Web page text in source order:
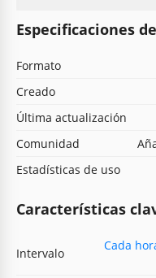
Especificaciones
Formato
Creado
Última actualización
Comunidad
Estadísticas de uso
Características
Intervalo
Cada